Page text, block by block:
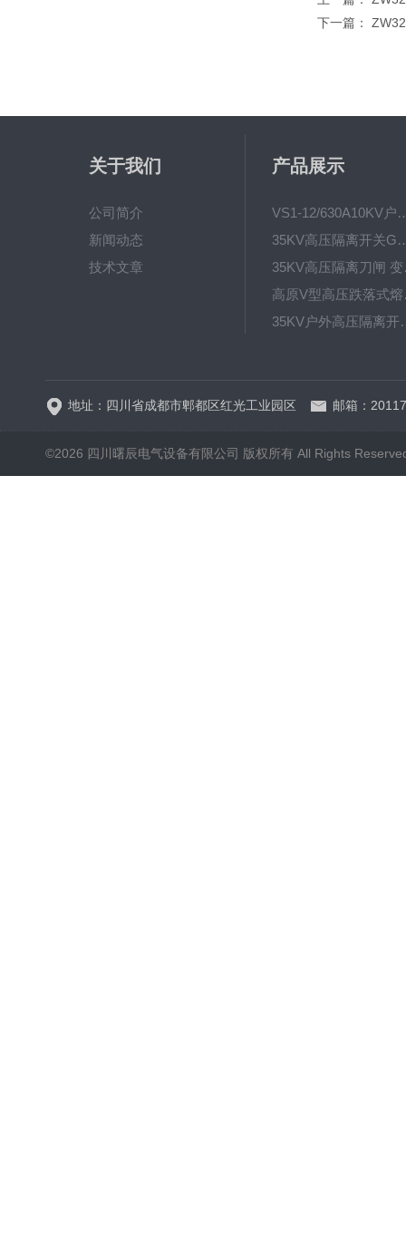
下一篇：
关于我们
公司简介
新闻动态
技术文章
产品展示
VS1-12/630A10KV
35KV高压隔离开关
高
35KV户外
地址：四川省成都市郫都区红光工业园区 邮箱：
©2026 四川曙辰电气设备有限公司 版权所有 All Rights